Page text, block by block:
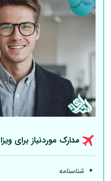
مدارک موردنیاز برای
شناسنامه